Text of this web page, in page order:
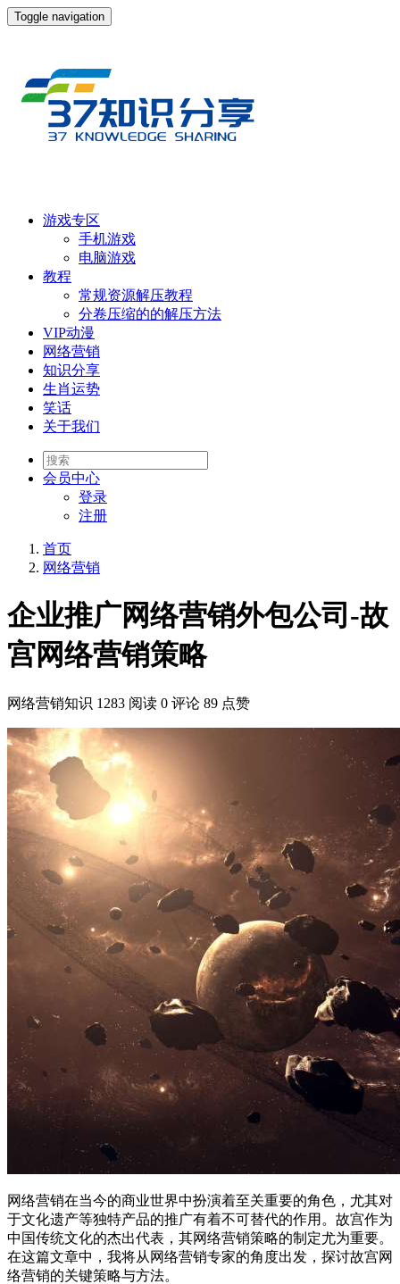
Toggle navigation
游戏专区
手机游戏
电脑游戏
教程
常规资源解压教程
分卷压缩的的解压方法
VIP动漫
网络营销
知识分享
生肖运势
笑话
关于我们
会员中心
登录
注册
首页
网络营销
企业推广网络营销外包公司-故
宫网络营销策略
网络营销知识 1283 阅读 0 评论 89 点赞
网络营销在当今的商业世界中扮演着至关重要的角色，尤其对
于文化遗产等独特产品的推广有着不可替代的作用。故宫作为
中国传统文化的杰出代表，其网络营销策略的制定尤为重要。
在这篇文章中，我将从网络营销专家的角度出发，探讨故宫网
络营销的关键策略与方法。